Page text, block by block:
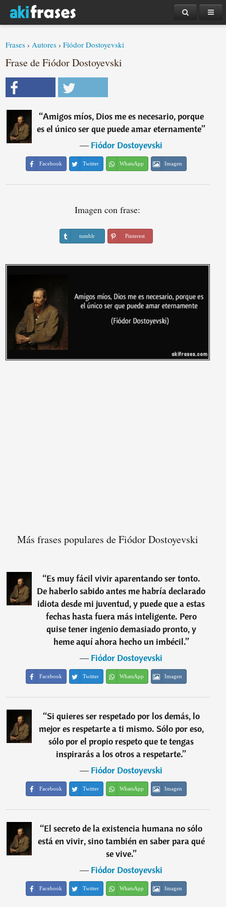
Frases ›Autores ›Fiódor Dostoyevski
Frase de Fiódor Dostoyevski
“Amigos míos, Dios me es necesario, porque
es el único ser que puede amar eternamente”
―Fiódor Dostoyevski
Facebook Twitter WhatsApp Imagen
Imagen con frase:
tumblr Pinterest
Más frases populares de Fiódor Dostoyevski
“Es muy fácil vivir aparentando ser tonto.
De haberlo sabido antes me habría declarado
idiota desde mi juventud, y puede que a estas
fechas hasta fuera más inteligente. Pero
quise tener ingenio demasiado pronto, y
heme aquí ahora hecho un imbécil.”
―Fiódor Dostoyevski
Facebook Twitter WhatsApp Imagen
“Si quieres ser respetado por los demás, lo
mejor es respetarte a ti mismo. Sólo por eso,
sólo por el propio respeto que te tengas
inspirarás a los otros a respetarte.”
―Fiódor Dostoyevski
Facebook Twitter WhatsApp Imagen
“El secreto de la existencia humana no sólo
está en vivir, sino también en saber para qué
se vive.”
―Fiódor Dostoyevski
Facebook Twitter WhatsApp Imagen